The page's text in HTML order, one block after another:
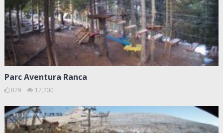
Parc Aventura Ranca
879 17,230